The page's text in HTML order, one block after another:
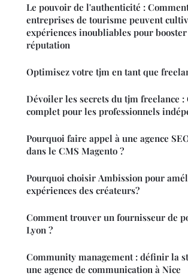
Le pouvoir de l'authenticité :
entreprises de tourisme peuvent
expériences inoubliables pour
réputation
Optimisez votre tjm en tant que
Dévoiler les secrets du tjm freelance :
complet pour les professionnels
Pourquoi faire appel à une agence
dans le CMS Magento ?
Pourquoi choisir Ambission pour
expériences des créateurs?
Comment trouver un fournisseur de
Lyon ?
Community management : définir la
une agence de communication à Nice